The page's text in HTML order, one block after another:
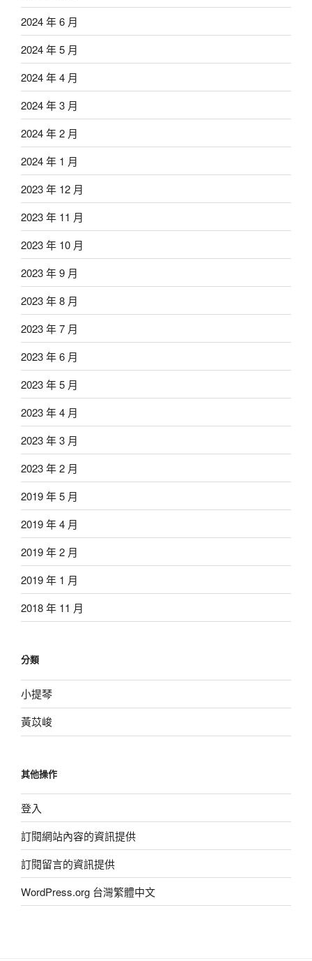
2024 年 6 月
2024 年 5 月
2024 年 4 月
2024 年 3 月
2024 年 2 月
2024 年 1 月
2023 年 12 月
2023 年 11 月
2023 年 10 月
2023 年 9 月
2023 年 8 月
2023 年 7 月
2023 年 6 月
2023 年 5 月
2023 年 4 月
2023 年 3 月
2023 年 2 月
2019 年 5 月
2019 年 4 月
2019 年 2 月
2019 年 1 月
2018 年 11 月
分類
小提琴
黃苡峻
其他操作
登入
訂閱網站內容的資訊提供
訂閱留言的資訊提供
WordPress.org 台灣繁體中文